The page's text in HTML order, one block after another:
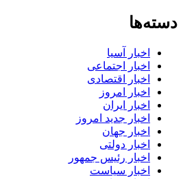
دسته‌ها
اخبار آسیا
اخبار اجتماعی
اخبار اقتصادی
اخبار امروز
اخبار ایران
اخبار جدید امروز
اخبار جهان
اخبار دولتی
اخبار رئیس جمهور
اخبار سیاست